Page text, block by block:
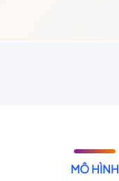
MÔ HÌNH